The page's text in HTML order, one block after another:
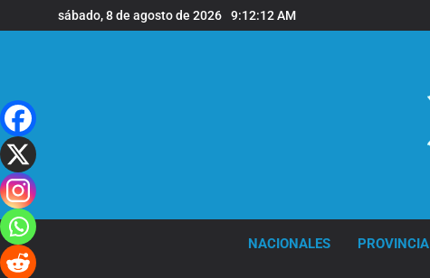
al
sábado, 8 de agosto de 2026 9:12:13 AM
NACIONALES PROVINCIA